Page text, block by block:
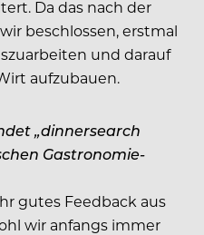
Da das nach der
beschlossen, erstmal
und darauf
aufzubauen.
„dinnersearch
Gastronomie-
gutes Feedback aus
wir anfangs immer